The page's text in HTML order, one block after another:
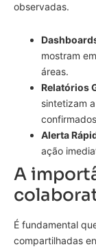
observadas.
mostram
áreas.
Relatórios
sintetizam
Alerta
ação
A
É fundamental
compartilhadas